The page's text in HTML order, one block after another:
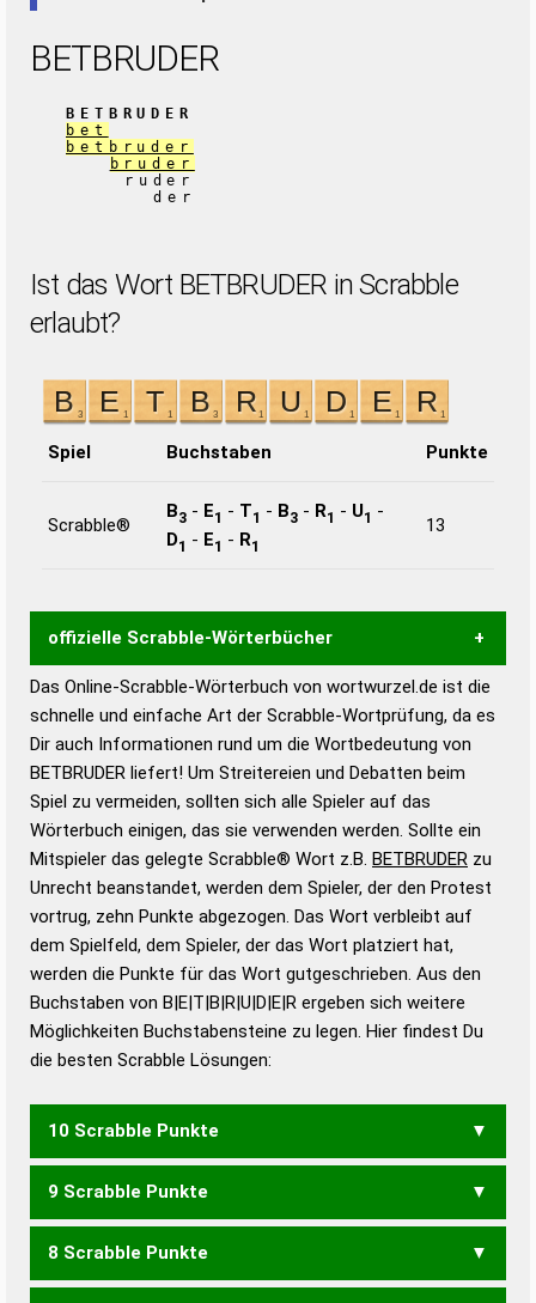
BETBRUDER
BETBRUDER
bet
betbruder
bruder
ruder
der
Ist das Wort BETBRUDER in Scrabble
erlaubt?
Spiel Buchstaben Punkte
Scrabble®
B3 - E1 - T1 - B3 - R1 - U1 -
D1 - E1 - R1
13
offizielle Scrabble-Wörterbücher
Wortwurzel liefert mit Hilfe eines semantischen
Wortanalyse-Algorithmus gute Anhaltspunkte zu
Wortbedeutung, Worttrennung und Wortform, um die
Gültigkeit eines Wortes für das Scrabble-Spiel zu
bestimmen! zugelassene Turnier Scrabble-
Wörterbücher sind:
Duden – Standardwerk in 12 Bänden
Duden – Richtiges und gutes
Deutsch
Duden – Die deutsche Grammatik
Duden – Deutsches
Universalwörterbuch
Das Online-Scrabble-Wörterbuch von wortwurzel.de ist die
schnelle und einfache Art der Scrabble-Wortprüfung, da es
Dir auch Informationen rund um die Wortbedeutung von
BETBRUDER liefert! Um Streitereien und Debatten beim
Spiel zu vermeiden, sollten sich alle Spieler auf das
Wörterbuch einigen, das sie verwenden werden. Sollte ein
Mitspieler das gelegte Scrabble® Wort z.B. BETBRUDER zu
Unrecht beanstandet, werden dem Spieler, der den Protest
vortrug, zehn Punkte abgezogen. Das Wort verbleibt auf
dem Spielfeld, dem Spieler, der das Wort platziert hat,
werden die Punkte für das Wort gutgeschrieben. Aus den
Buchstaben von B|E|T|B|R|U|D|E|R ergeben sich weitere
Möglichkeiten Buchstabensteine zu legen. Hier findest Du
die besten Scrabble Lösungen:
10 Scrabble Punkte
BEERBT BERBER ERBEBT
9 Scrabble Punkte
BEBET BEBTE BEERB
8 Scrabble Punkte